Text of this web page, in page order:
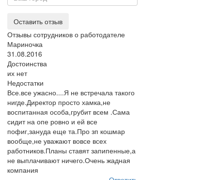
Оставить отзыв
Отзывы сотрудников о работодателе
Мариночка
31.08.2016
Достоинства
их нет
Недостатки
Все.все ужасно....Я не встречала такого
нигде.Директор просто хамка,не
воспитанная особа,грубит всем .Сама
сидит на опе ровно и ей все
пофиг,зануда еще та.Про зп кошмар
вообще,не уважают вовсе всех
работников.Планы ставят запипенные,а
не выплачивают ничего.Очень жадная
компания